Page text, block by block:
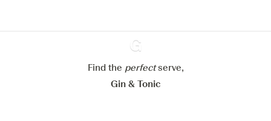
Ginventory
Find the perfectserve,
Gin & Tonic
Refuser tout Accepter tout